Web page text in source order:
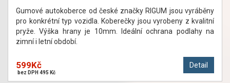
Gumové autokoberce od české značky RIGUM jsou vyráběny
pro konkrétní typ vozidla. Koberečky jsou vyrobeny z kvalitní
pryže. Výška hrany je 10mm. Ideální ochrana podlahy na
zimní i letní období.
Detail
599Kč
bez DPH 495 Kč